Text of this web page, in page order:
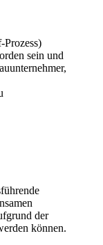
sein und
der
können.